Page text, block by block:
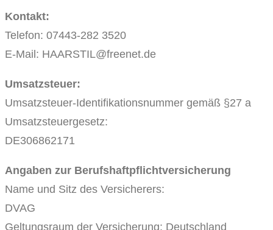
Kontakt:
Telefon: 07443-282 3520
E-Mail: HAARSTIL@freenet.de
Umsatzsteuer:
Umsatzsteuer-Identifikationsnummer gemäß §27 a
Umsatzsteuergesetz:
DE306862171
Angaben zur Berufshaftpflichtversicherung
Name und Sitz des Versicherers:
DVAG
Geltungsraum der Versicherung: Deutschland